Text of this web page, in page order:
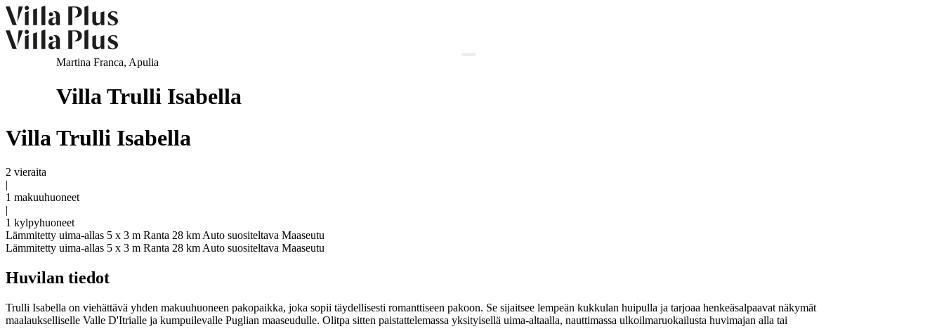
Martina Franca, Apulia
Villa Trulli Isabella
Villa Trulli Isabella
2 vieraita
|
1 makuuhuoneet
|
1 kylpyhuoneet
Lämmitetty uima-allas 5 x 3 m Ranta 28 km Auto suositeltava Maaseutu
Lämmitetty uima-allas 5 x 3 m Ranta 28 km Auto suositeltava Maaseutu
Huvilan tiedot
Trulli Isabella on viehättävä yhden makuuhuoneen pakopaikka, joka sopii täydellisesti romanttiseen pakoon. Se sijaitsee lempeän kukkulan huipulla ja tarjoaa henkeäsalpaavat näkymät
maalaukselliselle Valle D'Itrialle ja kumpuilevalle Puglian maaseudulle. Olitpa sitten paistattelemassa yksityisellä uima-altaalla, nauttimassa ulkoilmaruokailusta huvimajan alla tai